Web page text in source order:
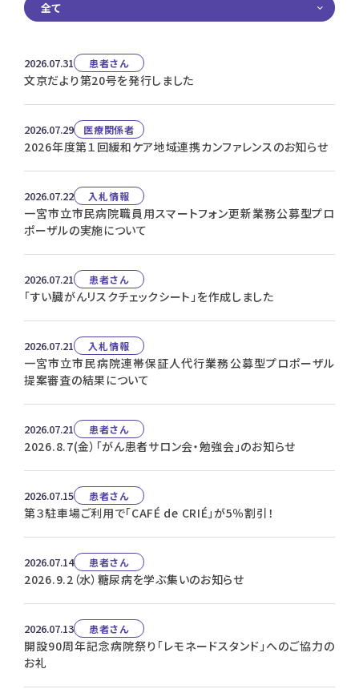
2026.07.31 患者さん
文京だより第20号を発行しました
2026.07.29 医療関係者
2026年度第１回緩和ケア地域連携カンファレンスのお知らせ
2026.07.22 入札情報
一宮市立市民病院職員用スマートフォン更新業務公募型プロ
ポーザルの実施について
2026.07.21 患者さん
「すい臓がんリスクチェックシート」を作成しました
2026.07.21 入札情報
一宮市立市民病院連帯保証人代行業務公募型プロポーザル
提案審査の結果について
2026.07.21 患者さん
2026.8.7(金）「がん患者サロン会・勉強会」のお知らせ
2026.07.15 患者さん
第３駐車場ご利用で「CAFÉ de CRIÉ」が5％割引！
2026.07.14 患者さん
2026.9.2（水）糖尿病を学ぶ集いのお知らせ
2026.07.13 患者さん
開設90周年記念病院祭り「レモネードスタンド」へのご協力の
お礼